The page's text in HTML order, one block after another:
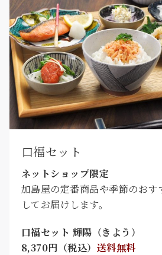
口福セット
ネットショップ限定
加島屋の定番商品や季節のおす
してお届けします。
口福セット 輝陽（きよう）
8,370円（税込） 送料無料